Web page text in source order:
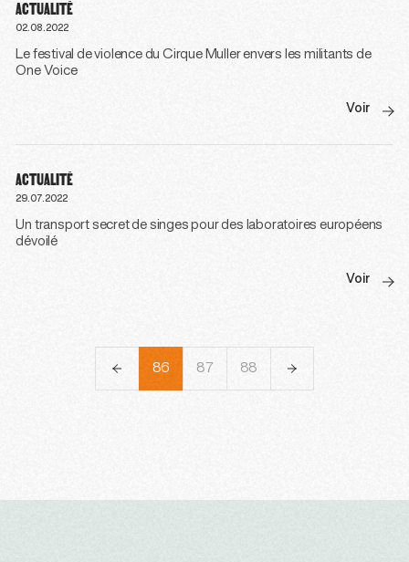
ACTUALITÉ
02.08.2022
Le festival de violence du Cirque Muller envers les militants de
One Voice
Voir
ACTUALITÉ
29.07.2022
Un transport secret de singes pour des laboratoires européens
dévoilé
Voir
85 86 87 88 89